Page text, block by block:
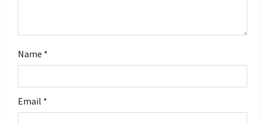
Name *
Email *